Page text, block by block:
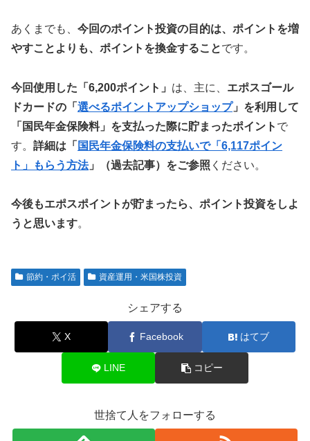
あくまでも、 今回のポイント投資の目的は、ポイントを増
やすことよりも、ポイントを換金することです。
今回使用した「6,200ポイント」 は、主に、 エポスゴール
ドカードの「 選べるポイントアップショップ」を利用して
「国民年金保険料」を支払った際に貯まったポイント で
す。 詳細は「 国民年金保険料の支払いで「6,117ポイン
ト」もらう方法」（過去記事）をご参照 ください。
今後もエポスポイントが貯まったら、ポイント投資をしよ
うと思います。
節約・ポイ活 資産運用・米国株投資
シェアする
X Facebook はてブ
LINE コピー
世捨て人をフォローする